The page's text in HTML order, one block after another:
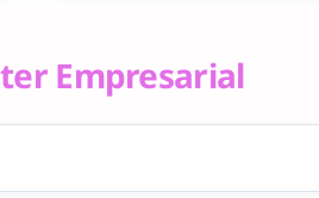
Empresarial